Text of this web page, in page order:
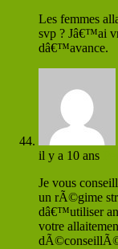
Les femmes
svp ? Jâ€™ai
dâ€™avance.
il y a 10 ans
Je vous
un rÃ©gime
dâ€™utiliser
votre